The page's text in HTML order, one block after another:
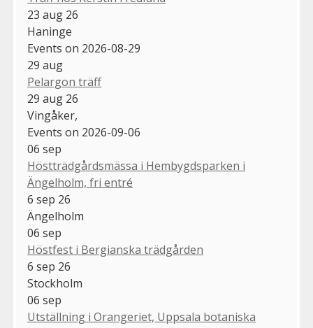
23 aug 26
Haninge
Events on 2026-08-29
29 aug
Pelargon träff
29 aug 26
Vingåker,
Events on 2026-09-06
06 sep
Höstträdgårdsmässa i Hembygdsparken i
Ängelholm, fri entré
6 sep 26
Ängelholm
06 sep
Höstfest i Bergianska trädgården
6 sep 26
Stockholm
06 sep
Utställning i Orangeriet, Uppsala botaniska